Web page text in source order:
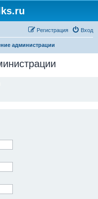
Вход
Регистрация
администрации